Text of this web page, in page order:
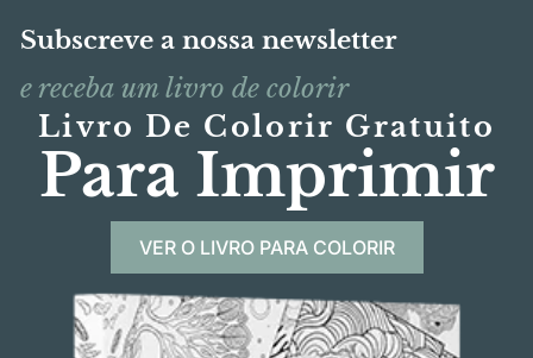
Subscreve a nossa newsletter
e receba um livro de colorir
Livro De Colorir Gratuito
Para Imprimir
VER O LIVRO PARA COLORIR